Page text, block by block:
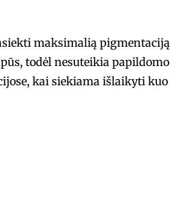
maksimalią pigmentaciją
todėl nesuteikia papildomo
kai siekiama išlaikyti kuo